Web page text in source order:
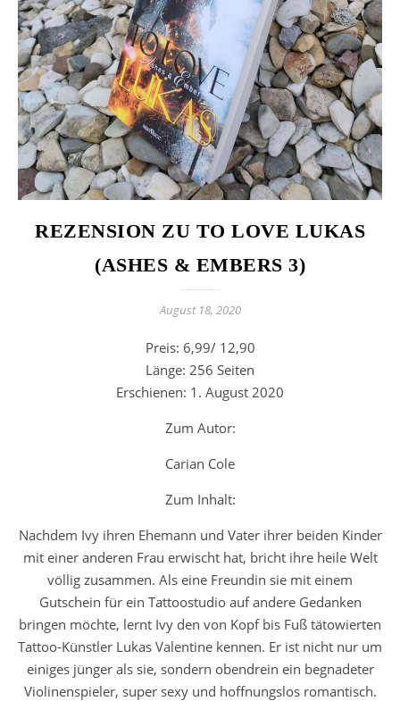
REZENSION ZU TO LOVE LUKAS
(ASHES & EMBERS 3)
August 18, 2020
Preis: 6,99/ 12,90
Länge: 256 Seiten
Erschienen: 1. August 2020
Zum Autor:
Carian Cole
Zum Inhalt:
Nachdem Ivy ihren Ehemann und Vater ihrer beiden Kinder
mit einer anderen Frau erwischt hat, bricht ihre heile Welt
völlig zusammen. Als eine Freundin sie mit einem
Gutschein für ein Tattoostudio auf andere Gedanken
bringen möchte, lernt Ivy den von Kopf bis Fuß tätowierten
Tattoo-Künstler Lukas Valentine kennen. Er ist nicht nur um
einiges jünger als sie, sondern obendrein ein begnadeter
Violinenspieler, super sexy und hoffnungslos romantisch.